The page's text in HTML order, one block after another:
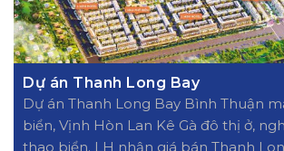
Dự án Thanh Long Bay
Dự án Thanh Long Bay Bình Thuận
biển, Vịnh Hòn Lan Kê Gà đô thị ở,
thao biển. LH nhận giá bán Thanh